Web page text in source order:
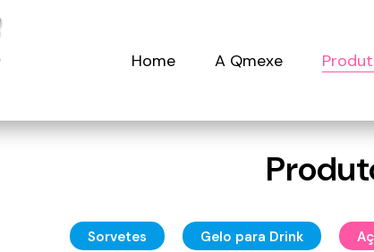
Home A Qmexe
Sorvetes Gelo para Drink